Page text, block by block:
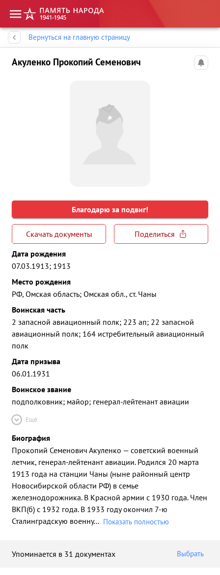
Вернуться на главную страницу
Акуленко Прокопий Семенович
Благодарю за подвиг!
Скачать документы
Поделиться
Дата рождения
07.03.1913; 1913
Место рождения
РФ, Омская область; Омская обл., ст. Чаны
Воинская часть
2 запасной авиационный полк; 223 ап; 22 запасной
авиационный полк; 164 истребительный авиационный
полк
Дата призыва
06.01.1931
Воинское звание
подполковник; майор; генерал-лейтенант авиации
Ещё
Биография
Прокопий Семенович Акуленко — советский военный
летчик, генерал-лейтенант авиации. Родился 20 марта
1913 года на станции Чаны (ныне районный центр
Новосибирской области РФ) в семье
железнодорожника. В Красной армии с 1930 года. Член
ВКП(б) с 1932 года. В 1933 году окончил 7-ю
Сталинградскую военну... Показать полностью
Упоминается в 31 документах Выбрать
Память народа